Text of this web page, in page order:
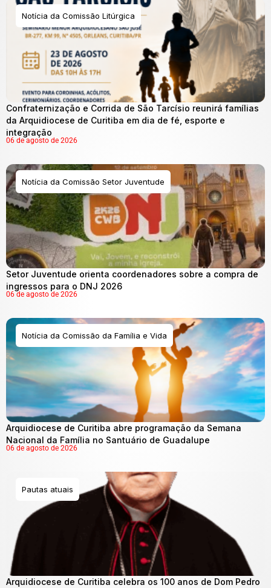
Notícia da Comissão Litúrgica
Confraternização e Corrida de São Tarcísio reunirá famílias
da Arquidiocese de Curitiba em dia de fé, esporte e
integração
06 de agosto de 2026
Notícia da Comissão Setor Juventude
Setor Juventude orienta coordenadores sobre a compra de
ingressos para o DNJ 2026
06 de agosto de 2026
Notícia da Comissão da Família e Vida
Arquidiocese de Curitiba abre programação da Semana
Nacional da Família no Santuário de Guadalupe
06 de agosto de 2026
Pautas atuais
Arquidiocese de Curitiba celebra os 100 anos de Dom Pedro